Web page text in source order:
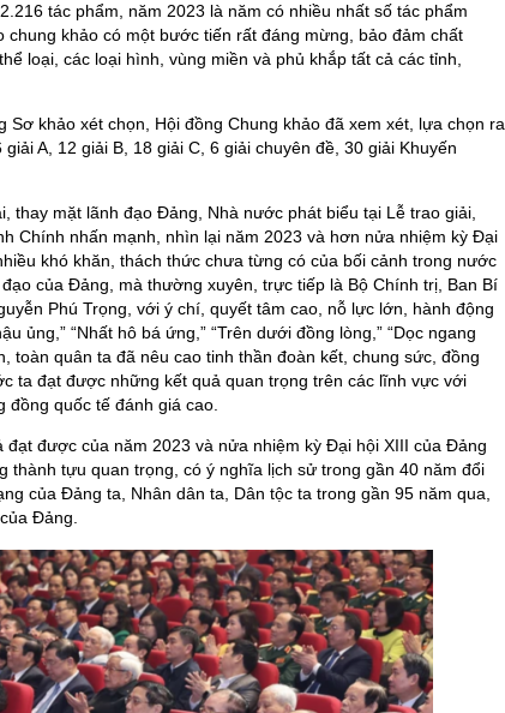
tác phẩm, năm 2023 là năm có nhiều nhất số tác phẩm
chung khảo có một bước tiến rất đáng mừng, bảo đảm chất
loại, các loại hình, vùng miền và phủ khắp tất cả các tỉnh,
Sơ khảo xét chọn, Hội đồng Chung khảo đã xem xét, lựa chọn ra
A, 12 giải B, 18 giải C, 6 giải chuyên đề, 30 giải Khuyến
thay mặt lãnh đạo Đảng, Nhà nước phát biểu tại Lễ trao giải,
Chính nhấn mạnh, nhìn lại năm 2023 và hơn nửa nhiệm kỳ Đại
khó khăn, thách thức chưa từng có của bối cảnh trong nước
của Đảng, mà thường xuyên, trực tiếp là Bộ Chính trị, Ban Bí
Phú Trọng, với ý chí, quyết tâm cao, nỗ lực lớn, hành động
ủng,” “Nhất hô bá ứng,” “Trên dưới đồng lòng,” “Dọc ngang
toàn quân ta đã nêu cao tinh thần đoàn kết, chung sức, đồng
ta đạt được những kết quả quan trọng trên các lĩnh vực với
quốc tế đánh giá cao.
được của năm 2023 và nửa nhiệm kỳ Đại hội XIII của Đảng
thành tựu quan trọng, có ý nghĩa lịch sử trong gần 40 năm đổi
của Đảng ta, Nhân dân ta, Dân tộc ta trong gần 95 năm qua,
Đảng.